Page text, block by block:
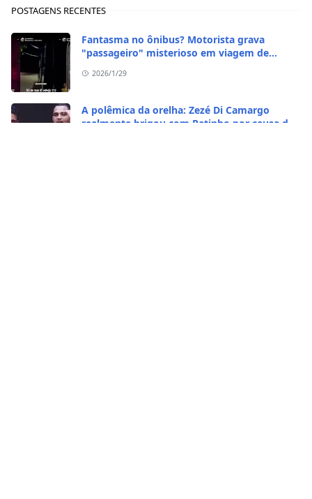
POSTAGENS RECENTES
Fantasma no ônibus? Motorista grava
"passageiro" misterioso em viagem de
2026/1/29
A polêmica da orelha: Zezé Di Camargo
realmente brigou com Ratinho por causa do